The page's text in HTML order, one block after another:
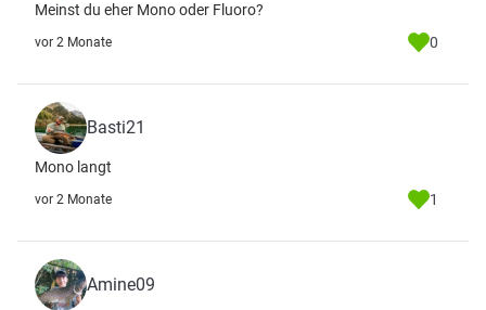
Meinst du eher Mono oder Fluoro?
vor 2 Monate 0
Basti21
Mono langt
vor 2 Monate 1
Amine09